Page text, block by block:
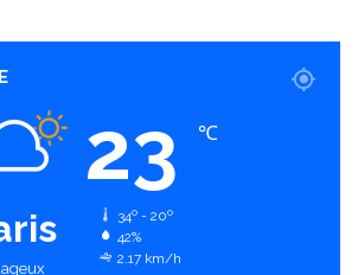
23 ℃
34º - 20º
42%
2.17 km/h